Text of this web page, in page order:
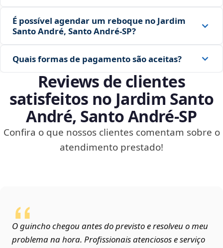
É possível agendar um reboque no Jardim
Santo André, Santo André‑SP?
Quais formas de pagamento são aceitas?
Reviews de clientes
satisfeitos no Jardim Santo
André, Santo André‑SP
Confira o que nossos clientes comentam sobre o
atendimento prestado!
O guincho chegou antes do previsto e resolveu o meu
problema na hora. Profissionais atenciosos e serviço